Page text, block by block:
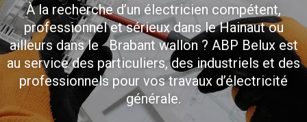
À la recherche d’un électricien compétent,
professionnel et sérieux dans le Hainaut ou
ailleurs dans le Brabant wallon ? ABP Belux est
au service des particuliers, des industriels et des
professionnels pour vos travaux d’électricité
générale.